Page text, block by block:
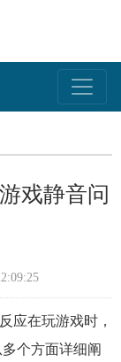
戏静音问
应在玩游戏时，
个方面详细阐